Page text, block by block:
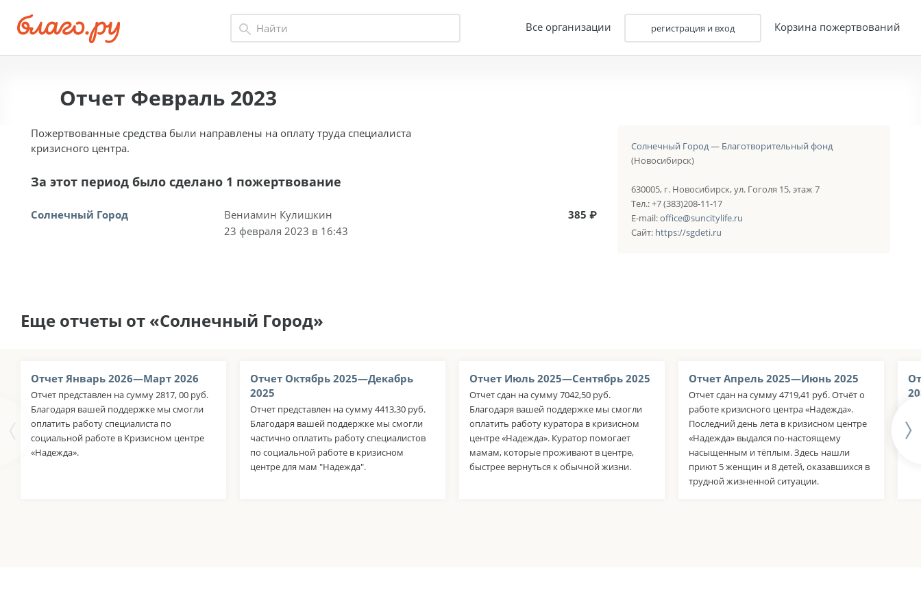
Все организации регистрация и вход Корзина пожертвований
Отчет Февраль 2023
Пожертвованные средства были направлены на оплату труда специалиста
кризисного центра.
За этот период было сделано 1 пожертвование
Солнечный Город
Вениамин Кулишкин
23 февраля 2023 в 16:43
385 ₽
Солнечный Город — Благотворительный фонд
(Новосибирск)
630005, г. Новосибирск, ул. Гоголя 15, этаж 7
Тел.: +7 (383)208-11-17
E-mail:office@suncitylife.ru
Сайт: https://sgdeti.ru
Еще отчеты от «Солнечный Город»
Отчет Январь 2026—Март 2026
Отчет представлен на сумму 2817, 00 руб.
Благодаря вашей поддержке мы смогли
оплатить работу специалиста по
социальной работе в Кризисном центре
«Надежда».
Отчет Октябрь 2025—Декабрь
2025
Отчет представлен на сумму 4413,30 руб.
Благодаря вашей поддержке мы смогли
частично оплатить работу специалистов
по социальной работе в кризисном
центре для мам "Надежда".
Отчет Июль 2025—Сентябрь 2025
Отчет сдан на сумму 7042,50 руб.
Благодаря вашей поддержке мы смогли
оплатить работу куратора в кризисном
центре «Надежда». Куратор помогает
мамам, которые проживают в центре,
быстрее вернуться к обычной жизни.
Отчет Апрель 2025—Июнь 2025
Отчет сдан на сумму 4719,41 руб. Отчёт о
работе кризисного центра «Надежда».
Последний день лета в кризисном центре
«Надежда» выдался по-настоящему
насыщенным и тёплым. Здесь нашли
приют 5 женщин и 8 детей, оказавшихся в
трудной жизненной ситуации.